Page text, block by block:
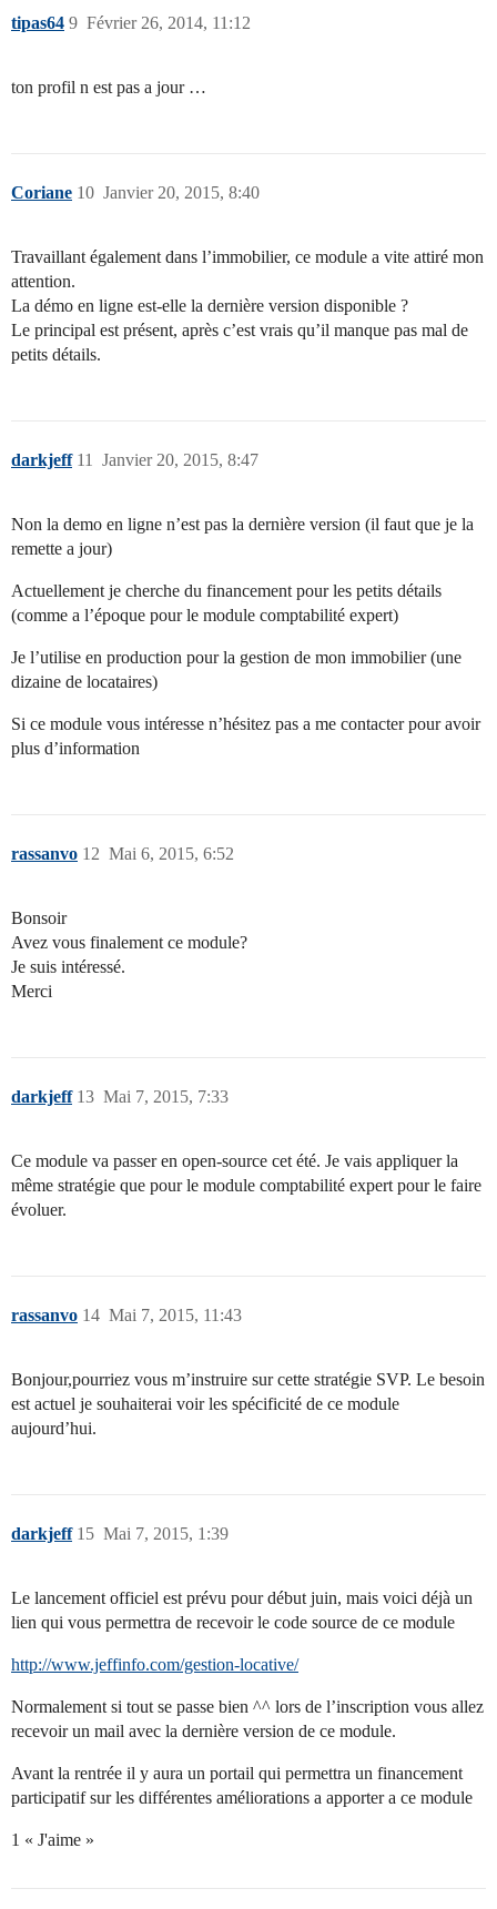
tipas64 Février 26, 2014, 11:12
9
ton profil n est pas a jour …
Coriane Janvier 20, 2015, 8:40
10
Travaillant également dans l’immobilier, ce module a vite attiré mon
attention.
La démo en ligne est-elle la dernière version disponible ?
Le principal est présent, après c’est vrais qu’il manque pas mal de
petits détails.
darkjeff Janvier 20, 2015, 8:47
11
Non la demo en ligne n’est pas la dernière version (il faut que je la
remette a jour)
Actuellement je cherche du financement pour les petits détails
(comme a l’époque pour le module comptabilité expert)
Je l’utilise en production pour la gestion de mon immobilier (une
dizaine de locataires)
Si ce module vous intéresse n’hésitez pas a me contacter pour avoir
plus d’information
rassanvo Mai 6, 2015, 6:52
12
Bonsoir
Avez vous finalement ce module?
Je suis intéressé.
Merci
darkjeff Mai 7, 2015, 7:33
13
Ce module va passer en open-source cet été. Je vais appliquer la
même stratégie que pour le module comptabilité expert pour le faire
évoluer.
rassanvo Mai 7, 2015, 11:43
14
Bonjour,pourriez vous m’instruire sur cette stratégie SVP. Le besoin
est actuel je souhaiterai voir les spécificité de ce module
aujourd’hui.
darkjeff Mai 7, 2015, 1:39
15
Le lancement officiel est prévu pour début juin, mais voici déjà un
lien qui vous permettra de recevoir le code source de ce module
http://www.jeffinfo.com/gestion-locative/
Normalement si tout se passe bien ^^ lors de l’inscription vous allez
recevoir un mail avec la dernière version de ce module.
Avant la rentrée il y aura un portail qui permettra un financement
participatif sur les différentes améliorations a apporter a ce module
1 « J'aime »